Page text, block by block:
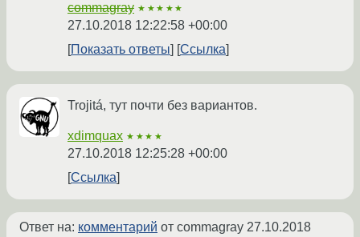
commagray ★★★★★
27.10.2018 12:22:58 +00:00
Показать ответы
Ссылка
Trojitá, тут почти без вариантов.
xdimquax ★★★★
27.10.2018 12:25:28 +00:00
Ссылка
Ответ на: комментарий от commagray 27.10.2018